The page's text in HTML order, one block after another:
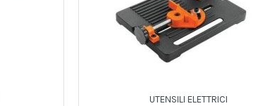
UTENSILI ELETTRICI